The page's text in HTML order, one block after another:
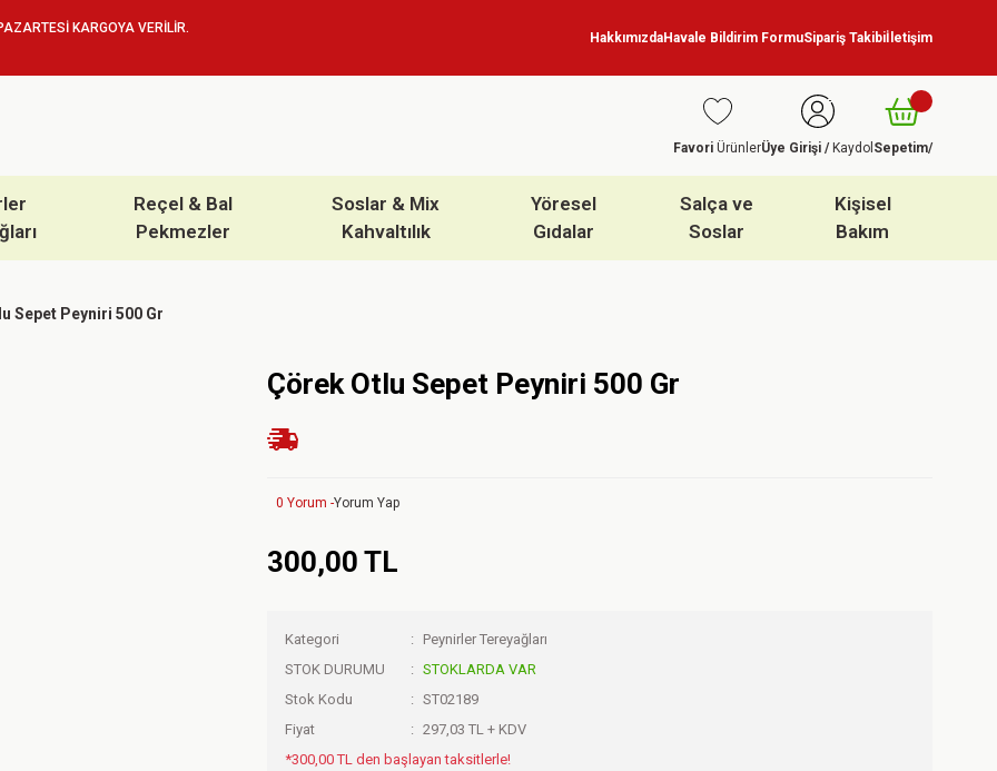
KARGOYA VERİLİR.
HakkımızdaHavale Bildirim FormuSipariş Takibiİletişim
Favori ÜrünlerÜye Girişi /Kaydol Sepetim/
Reçel & Bal
Pekmezler
Soslar & Mix
Kahvaltılık
Yöresel
Gıdalar
Salça ve
Soslar
Kişisel
Bakım
Sepet Peyniri 500 Gr
Çörek Otlu Sepet Peyniri 500 Gr
0 Yorum -Yorum Yap
300,00 TL
Kategori
Peynirler Tereyağları
STOK DURUMU
STOKLARDA VAR
Stok Kodu
ST02189
Fiyat
297,03 TL + KDV
*300,00 TL den başlayan taksitlerle!